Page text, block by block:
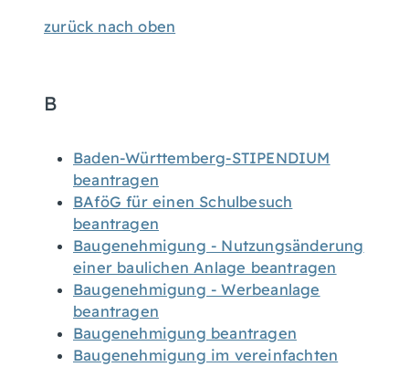
zurück nach oben
B
Baden-Württemberg-STIPENDIUM
beantragen
BAföG für einen Schulbesuch
beantragen
Baugenehmigung - Nutzungsänderung
einer baulichen Anlage beantragen
Baugenehmigung - Werbeanlage
beantragen
Baugenehmigung beantragen
Baugenehmigung im vereinfachten